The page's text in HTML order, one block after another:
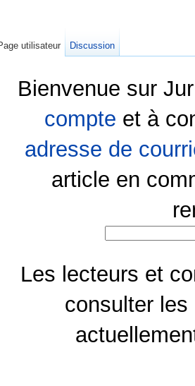
Bienvenue sur
compte et à
adresse de
article en
Les lecteurs et
consulter les
utilisateur Discussion